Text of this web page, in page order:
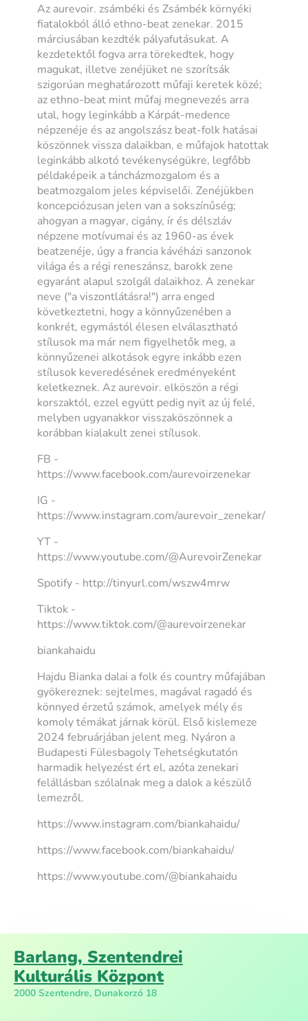
Az aurevoir. zsámbéki és Zsámbék környéki
fiatalokból álló ethno-beat zenekar. 2015
márciusában kezdték pályafutásukat. A
kezdetektől fogva arra törekedtek, hogy
magukat, illetve zenéjüket ne szorítsák
szigorúan meghatározott műfaji keretek közé;
az ethno-beat mint műfaj megnevezés arra
utal, hogy leginkább a Kárpát-medence
népzenéje és az angolszász beat-folk hatásai
köszönnek vissza dalaikban, e műfajok hatottak
leginkább alkotó tevékenységükre, legfőbb
példaképeik a táncházmozgalom és a
beatmozgalom jeles képviselői. Zenéjükben
koncepciózusan jelen van a sokszínűség;
ahogyan a magyar, cigány, ír és délszláv
népzene motívumai és az 1960-as évek
beatzenéje, úgy a francia kávéházi sanzonok
világa és a régi reneszánsz, barokk zene
egyaránt alapul szolgál dalaikhoz. A zenekar
neve ("a viszontlátásra!") arra enged
következtetni, hogy a könnyűzenében a
konkrét, egymástól élesen elválasztható
stílusok ma már nem figyelhetők meg, a
könnyűzenei alkotások egyre inkább ezen
stílusok keveredésének eredményeként
keletkeznek. Az aurevoir. elköszön a régi
korszaktól, ezzel együtt pedig nyit az új felé,
melyben ugyanakkor visszaköszönnek a
korábban kialakult zenei stílusok.
FB -
https://www.facebook.com/aurevoirzenekar
IG -
https://www.instagram.com/aurevoir_zenekar/
YT -
https://www.youtube.com/@AurevoirZenekar
Spotify - http://tinyurl.com/wszw4mrw
Tiktok -
https://www.tiktok.com/@aurevoirzenekar
biankahaidu
Hajdu Bianka dalai a folk és country műfajában
gyökereznek: sejtelmes, magával ragadó és
könnyed érzetű számok, amelyek mély és
komoly témákat járnak körül. Első kislemeze
2024 februárjában jelent meg. Nyáron a
Budapesti Fülesbagoly Tehetségkutatón
harmadik helyezést ért el, azóta zenekari
felállásban szólalnak meg a dalok a készülő
lemezről.
https://www.instagram.com/biankahaidu/
https://www.facebook.com/biankahaidu/
https://www.youtube.com/@biankahaidu
Barlang, Szentendrei
Kulturális Központ
2000 Szentendre, Dunakorzó 18